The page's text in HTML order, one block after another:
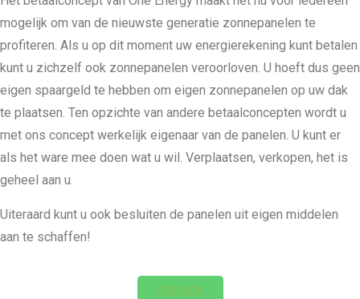
mogelijk om van de nieuwste generatie zonnepanelen te
profiteren. Als u op dit moment uw energierekening kunt betalen
kunt u zichzelf ook zonnepanelen veroorloven. U hoeft dus geen
eigen spaargeld te hebben om eigen zonnepanelen op uw dak
te plaatsen. Ten opzichte van andere betaalconcepten wordt u
met ons concept werkelijk eigenaar van de panelen. U kunt er
als het ware mee doen wat u wil. Verplaatsen, verkopen, het is
geheel aan u.
Uiteraard kunt u ook besluiten de panelen uit eigen middelen
aan te schaffen!
BELLEN